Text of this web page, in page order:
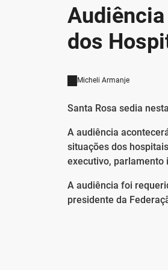
dos
Micheli Armanje
Santa Rosa sedia nesta
A audiência
situações dos
executivo, parlamento
A audiência foi
presidente da